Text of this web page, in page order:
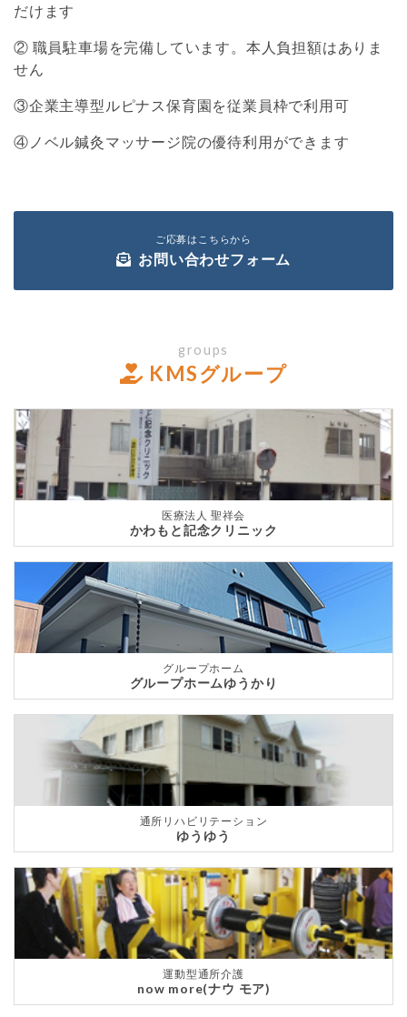
だけます
② 職員駐車場を完備しています。本人負担額はありま
せん
③企業主導型ルピナス保育園を従業員枠で利用可
④ノベル鍼灸マッサージ院の優待利用ができます
ご応募はこちらから
お問い合わせフォーム
groups
KMSグループ
医療法人 聖祥会
かわもと記念クリニック
グループホーム
グループホームゆうかり
通所リハビリテーション
ゆうゆう
運動型通所介護
now more(ナウ モア)